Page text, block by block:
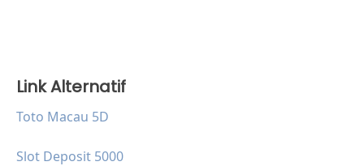
Link Alternatif
Toto Macau 5D
Slot Deposit 5000